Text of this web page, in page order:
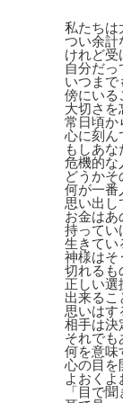
私たちは
つい余計
けれど受
自分だっ
いつまで
傍にいる
大切さを
常日頃か
心に刻ん
もしあ
危機的な
どうかそ
何が一番
思い出し
お金はあ
持ってい
生きてい
神様はそ
切れるも
正しい選
出来るこ
思いはす
相手は決
それでも
何を意味
心の目を
よおくよ
「目で聞